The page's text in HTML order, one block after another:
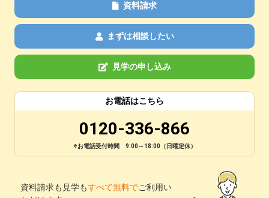
資料請求
まずは相談したい
見学の申し込み
お電話はこちら
0120-336-866
※お電話受付時間 9:00～18:00（日曜定休）
資料請求も見学もすべて無料でご利用い